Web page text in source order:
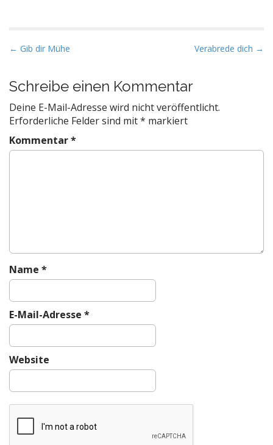
P
s
t
n
a
v
n
← Gib dir Mühe Verabrede dich →
Schreibe einen Kommentar
Deine E-Mail-Adresse wird nicht veröffentlicht.
Erforderliche Felder sind mit* markiert
Kommentar*
Name *
E-Mail-Adresse *
Website